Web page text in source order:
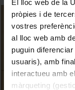
El lloc web de la
pròpies i de
vostres
al lloc web amb
puguin
usuaris), amb
interactueu amb
màrqueting